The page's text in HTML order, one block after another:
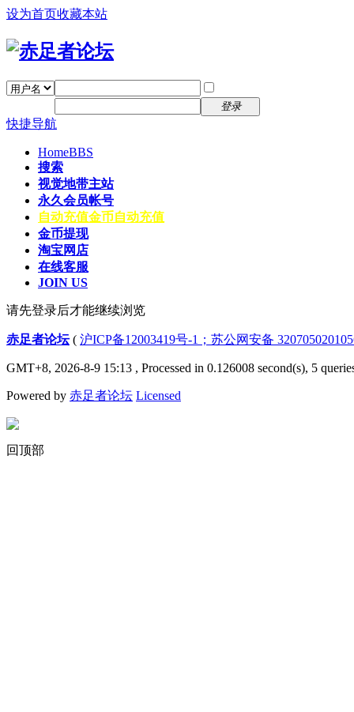
设为首页收藏本站
登录
快捷导航
HomeBBS
搜索
视觉地带主站
永久会员帐号
自动充值金币自动充值
金币提现
淘宝网店
在线客服
JOIN US
请先登录后才能继续浏览
赤足者论坛( 沪ICP备12003419号-1；苏公网安备
GMT+8, 2026-8-9 15:13 , Processed in 0.126008 second(s), 5
Powered by 赤足者论坛 Licensed
回顶部